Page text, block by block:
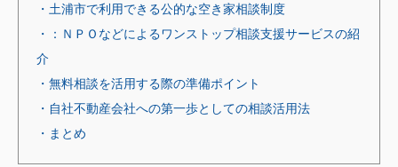
・土浦市で利用できる公的な空き家相談制度
・：ＮＰＯなどによるワンストップ相談支援サービスの紹
介
・無料相談を活用する際の準備ポイント
・自社不動産会社への第一歩としての相談活用法
・まとめ